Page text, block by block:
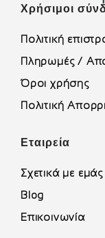
Χρήσιμοι
Πολιτική
Πληρωμές /
Όροι χρήσης
Πολιτική
Εταιρεία
Σχετικά με εμάς
Blog
Επικοινωνία